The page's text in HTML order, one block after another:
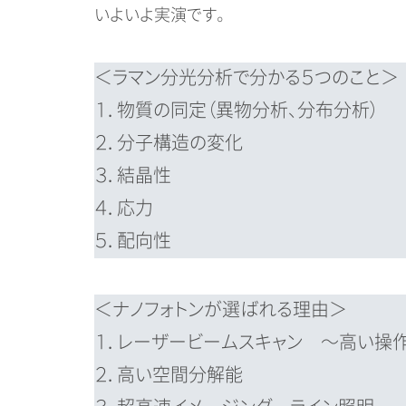
いよいよ実演です。
＜ラマン分光分析で分かる５つのこと＞
１．物質の同定（異物分析、分布分析）
２．分子構造の変化
３．結晶性
４．応力
５．配向性
＜ナノフォトンが選ばれる理由＞
１．レーザービームスキャン ～高い操
２．高い空間分解能